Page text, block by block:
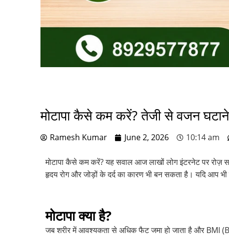
मोटापा कैसे कम करें? तेजी से वजन
Ramesh Kumar June 2, 2026 10:14 am
मोटापा कैसे कम करें? यह सवाल आज लाखों लोग इंटरनेट पर रोज़
हृदय रोग और जोड़ों के दर्द का कारण भी बन सकता है। यदि आप
मोटापा क्या है?
जब शरीर में आवश्यकता से अधिक फैट जमा हो जाता है और BMI